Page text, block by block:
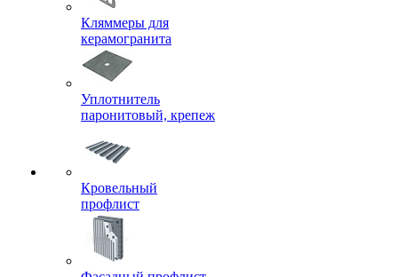
Кляммеры для
керамогранита
Уплотнитель
паронитовый, крепеж
Кровельный
профлист